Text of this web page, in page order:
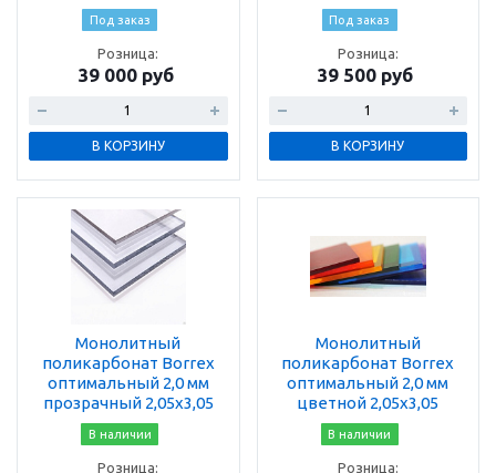
Под заказ
Розница:
39 000 руб
В КОРЗИНУ
Под заказ
Розница:
39 500 руб
В КОРЗИНУ
Монолитный
поликарбонат Borrex
оптимальный 2,0 мм
прозрачный 2,05х3,05
В наличии
Розница:
Монолитный
поликарбонат Borrex
оптимальный 2,0 мм
цветной 2,05х3,05
В наличии
Розница: